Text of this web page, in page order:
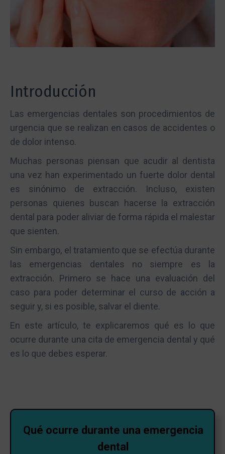
Introducción
Las emergencias dentales son procedimientos de
urgencia que se realizan en casos de accidentes o
de dolor intenso.
Muchas personas piensan que acudir al dentista
una vez han experimentado un fuerte dolor dental
es sinónimo de extracción. Incluso, existen
personas quienes buscan hacerse la extracción
dental para poder aliviar de forma rápida el malestar
que sienten.
Sin embargo, el tratamiento que se efectúa durante
las emergencias dentales no siempre es la
extracción. Primero se hace una evaluación del
caso para poder determinar el curso de acción a
seguir y, si es posible, salvar el diente.
En este artículo, te explicaremos qué es lo que
ocurre durante una cita de emergencia dental y qué
es lo que debes esperar.
Qué ocurre durante una emergencia
dental